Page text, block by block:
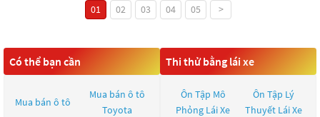
01 02 03 04 05 >
Có thể bạn cần
Mua bán ô tô
Mua bán ô tô
Toyota
Thi thử bằng lái xe
Ôn Tập Mô
Phỏng Lái Xe
Ôn Tập Lý
Thuyết Lái Xe